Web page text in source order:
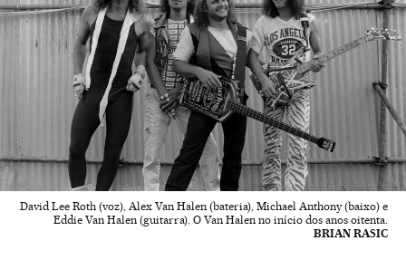
David Lee Roth (voz), Alex Van Halen (bateria), Michael Anthony (baixo) e
Eddie Van Halen (guitarra). O Van Halen no início dos anos oitenta.
BRIAN RASIC